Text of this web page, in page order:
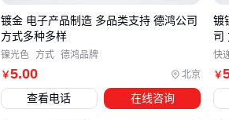
认证标准
永生苔藓类装饰品：在需
出，如高端零售空间或生
商业采购还需考虑工艺品的
￥5.00 北京
镀金 电子产品制造 多品类支持 德鸿公司
方式多种多样
镍光色 方式 德鸿品牌
查看电话 在线咨询
￥
镀
司
快